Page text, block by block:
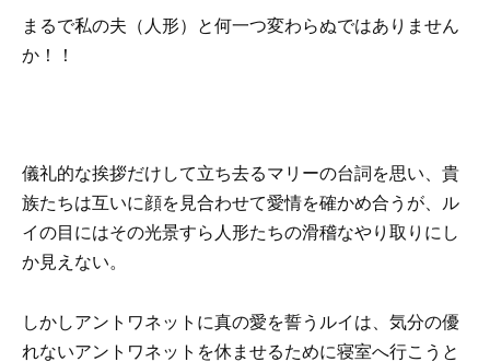
まるで私の夫（人形）と何一つ変わらぬではありません
か！！
儀礼的な挨拶だけして立ち去るマリーの台詞を思い、貴
族たちは互いに顔を見合わせて愛情を確かめ合うが、ル
イの目にはその光景すら人形たちの滑稽なやり取りにし
か見えない。
しかしアントワネットに真の愛を誓うルイは、気分の優
れないアントワネットを休ませるために寝室へ行こうと